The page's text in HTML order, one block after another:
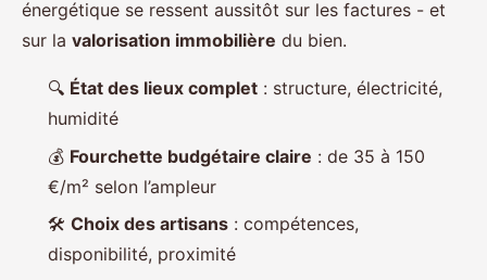
énergétique se ressent aussitôt sur les factures - et
sur la valorisation immobilière du bien.
🔍 État des lieux complet : structure, électricité,
humidité
💰 Fourchette budgétaire claire : de 35 à 150
€/m² selon l’ampleur
🛠️ Choix des artisans : compétences,
disponibilité, proximité